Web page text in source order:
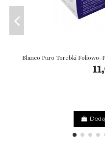
Blanco Puro Torebki Foliowo-